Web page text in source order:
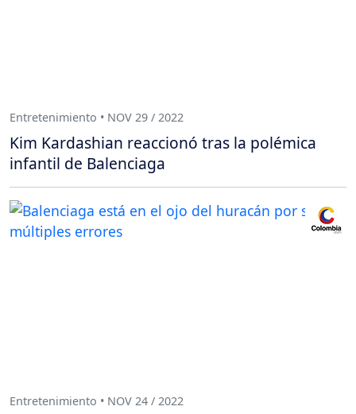
Entretenimiento • NOV 29 / 2022
Kim Kardashian reaccionó tras la polémica
infantil de Balenciaga
Entretenimiento • NOV 24 / 2022